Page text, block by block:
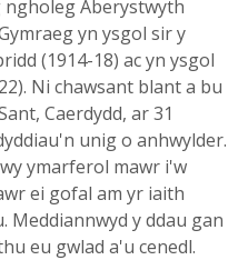
ngholeg Aberystwyth
yn ysgol sir y
(1914-18) ac yn ysgol
Ni chawsant blant a bu
Caerdydd, ar 31
unig o anhwylder.
ymarferol mawr i'w
ei gofal am yr iaith
Meddiannwyd y ddau gan
eu gwlad a'u cenedl.